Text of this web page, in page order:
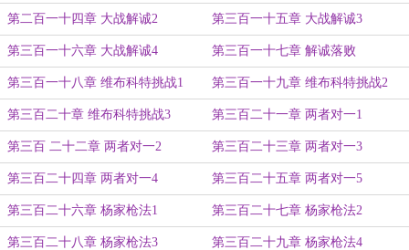
第二百一十四章 大战解诚2 第三百一十五章 大战解诚3
第三百一十六章 大战解诚4 第三百一十七章 解诚落败
第三百一十八章 维布科特挑战1 第三百一十九章 维布科特挑战2
第三百二十章 维布科特挑战3 第三百二十一章 两者对一1
第三百 二十二章 两者对一2 第三百二十三章 两者对一3
第三百二十四章 两者对一4 第三百二十五章 两者对一5
第三百二十六章 杨家枪法1 第三百二十七章 杨家枪法2
第三百二十八章 杨家枪法3 第三百二十九章 杨家枪法4